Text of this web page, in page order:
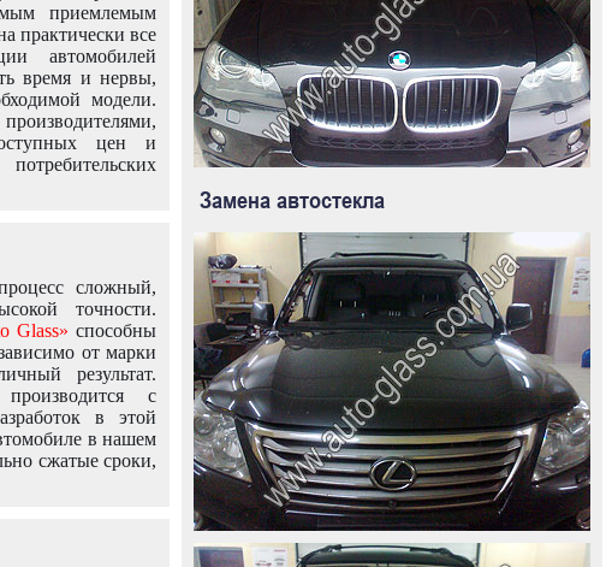
приемлемым
практически все
автомобилей
время и нервы,
модели.
цен и
сложный,
точности.
Glass» способны
от марки
результат.
с
в этой
в нашем
сжатые сроки,
Замена автостекла